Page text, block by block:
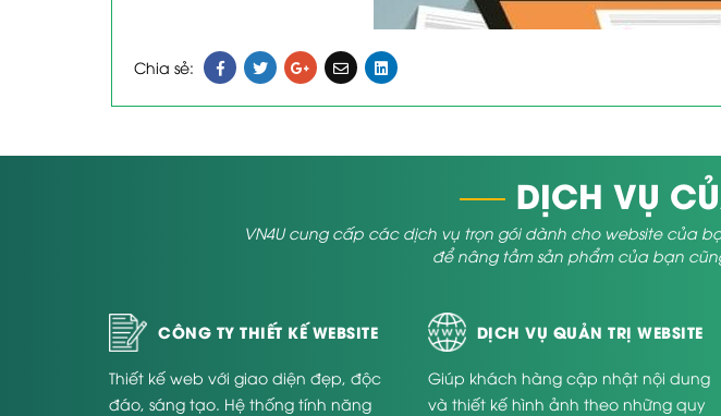
Chia sẻ:
DỊCH VỤ
VN4U cung cấp các dịch vụ trọn gói dành cho website của
để nâng tầm sản phẩm của bạn
CÔNG TY THIẾT KẾ WEBSITE
Thiết kế web với giao diện đẹp, độc
đáo, sáng tạo. Hệ thống tính năng
DỊCH VỤ QUẢN TRỊ WEBSITE
Giúp khách hàng cập nhật nội dung
và thiết kế hình ảnh theo những quy